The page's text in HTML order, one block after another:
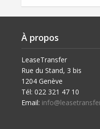
À propos
LeaseTransfer
Rue du Stand, 3 bis
1204 Genève
Tél: 022 321 47 10
Email: